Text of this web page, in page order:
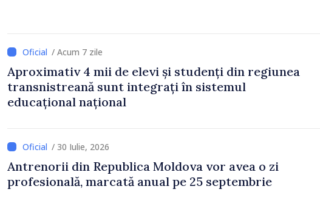
/ Acum 7 zile
Aproximativ 4 mii de elevi și studenți din regiunea
transnistreană sunt integrați în sistemul
educațional național
/ 30 Iulie, 2026
Antrenorii din Republica Moldova vor avea o zi
profesională, marcată anual pe 25 septembrie